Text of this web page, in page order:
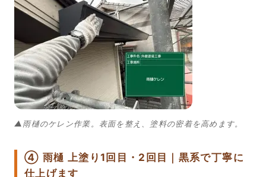
▲雨樋のケレン作業。表面を整え、塗料の密着を高めます。
④ 雨樋 上塗り1回目・2回目｜黒系で丁寧に
仕上げます